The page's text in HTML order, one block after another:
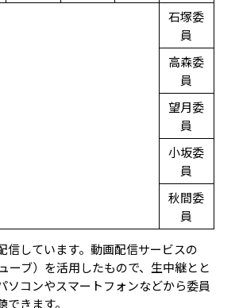
石塚委
員
高森委
員
望月委
員
小坂委
員
秋間委
員
信しています。動画配信サービスの
ーブ）を活用したもので、生中継とと
ソコンやスマートフォンなどから委員
きます。